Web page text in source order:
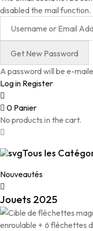
disabled the mail function.
A password will be e-
Log in Register
0 Panier
No products in the cart.
Tous les
Nouveautés
Jouets 2025